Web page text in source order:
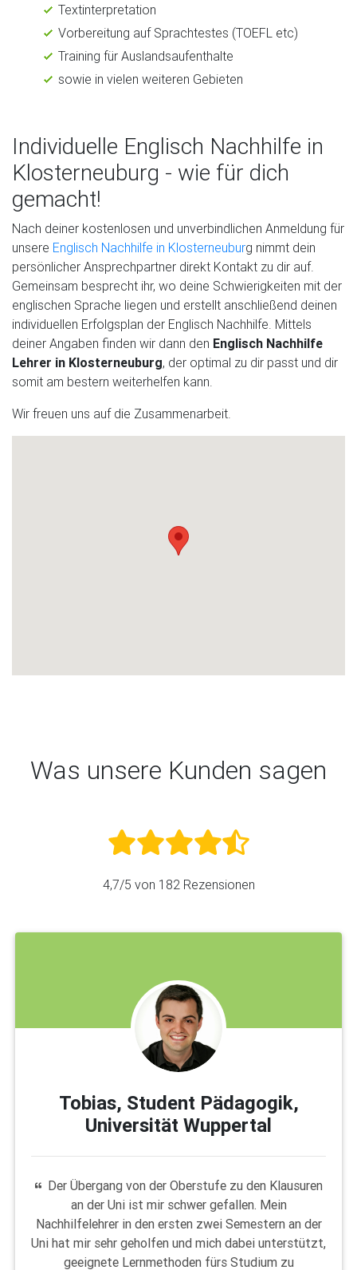
Textinterpretation
Vorbereitung auf Sprachtestes (TOEFL etc)
Training für Auslandsaufenthalte
sowie in vielen weiteren Gebieten
Individuelle Englisch Nachhilfe in
Klosterneuburg - wie für dich
gemacht!
Nach deiner kostenlosen und unverbindlichen Anmeldung für
unsere Englisch Nachhilfe in Klosterneuburg nimmt dein
persönlicher Ansprechpartner direkt Kontakt zu dir auf.
Gemeinsam besprecht ihr, wo deine Schwierigkeiten mit der
englischen Sprache liegen und erstellt anschließend deinen
individuellen Erfolgsplan der Englisch Nachhilfe. Mittels
deiner Angaben finden wir dann den Englisch Nachhilfe
Lehrer in Klosterneuburg, der optimal zu dir passt und dir
somit am bestern weiterhelfen kann.
Wir freuen uns auf die Zusammenarbeit.
Was unsere Kunden sagen
4,7/5 von 182 Rezensionen
Tobias, Student Pädagogik,
Universität Wuppertal
Der Übergang von der Oberstufe zu den Klausuren
an der Uni ist mir schwer gefallen. Mein
Nachhilfelehrer in den ersten zwei Semestern an der
Uni hat mir sehr geholfen und mich dabei unterstützt,
geeignete Lernmethoden fürs Studium zu